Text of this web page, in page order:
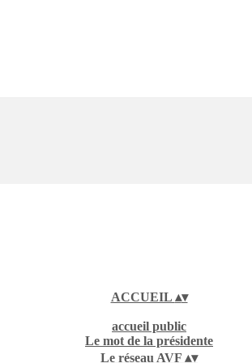
ACCUEIL ▴▾
accueil public
Le mot de la présidente
Le réseau AVF ▴▾